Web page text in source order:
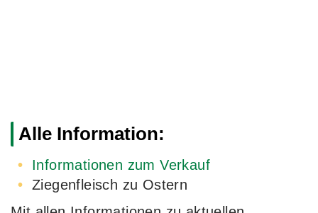
Alle Information:
Informationen zum Verkauf
Ziegenfleisch zu Ostern